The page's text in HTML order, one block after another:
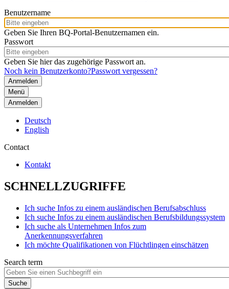
Benutzername
Geben Sie Ihren BQ-Portal-Benutzernamen ein.
Passwort
Geben Sie hier das zugehörige Passwort an.
Noch kein Benutzerkonto?Passwort vergessen?
Menü
Anmelden
Deutsch
English
Contact
Kontakt
SCHNELLZUGRIFFE
Ich suche Infos zu einem ausländischen Berufsabschluss
Ich suche Infos zu einem ausländischen Berufsbildungssystem
Ich suche als Unternehmen Infos zum
Anerkennungsverfahren
Ich möchte Qualifikationen von Flüchtlingen einschätzen
Search term